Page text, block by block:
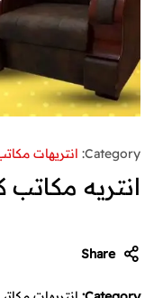
Category: انتريهات
انتريه مكاتب كود
Share